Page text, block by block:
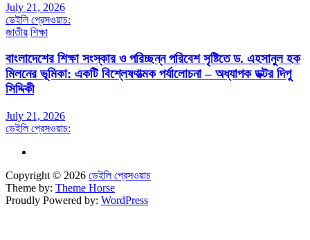
July 21, 2026
ডেইলি প্রেসওয়াচ:
জাতীয় শিক্ষা
বাংলাদেশের শিক্ষা সংস্কার ও পরিচ্ছন্ন পরিবেশ সৃষ্টিতে ড. এহসানুল হক
মিলনের ভূমিকা: একটি বিশ্লেষণাত্মক পর্যালোচনা – অধ্যাপক ডক্টর দিপু
সিদ্দিকী
July 21, 2026
ডেইলি প্রেসওয়াচ:
Copyright © 2026 ডেইলি প্রেসওয়াচ
Theme by: Theme Horse
Proudly Powered by: WordPress